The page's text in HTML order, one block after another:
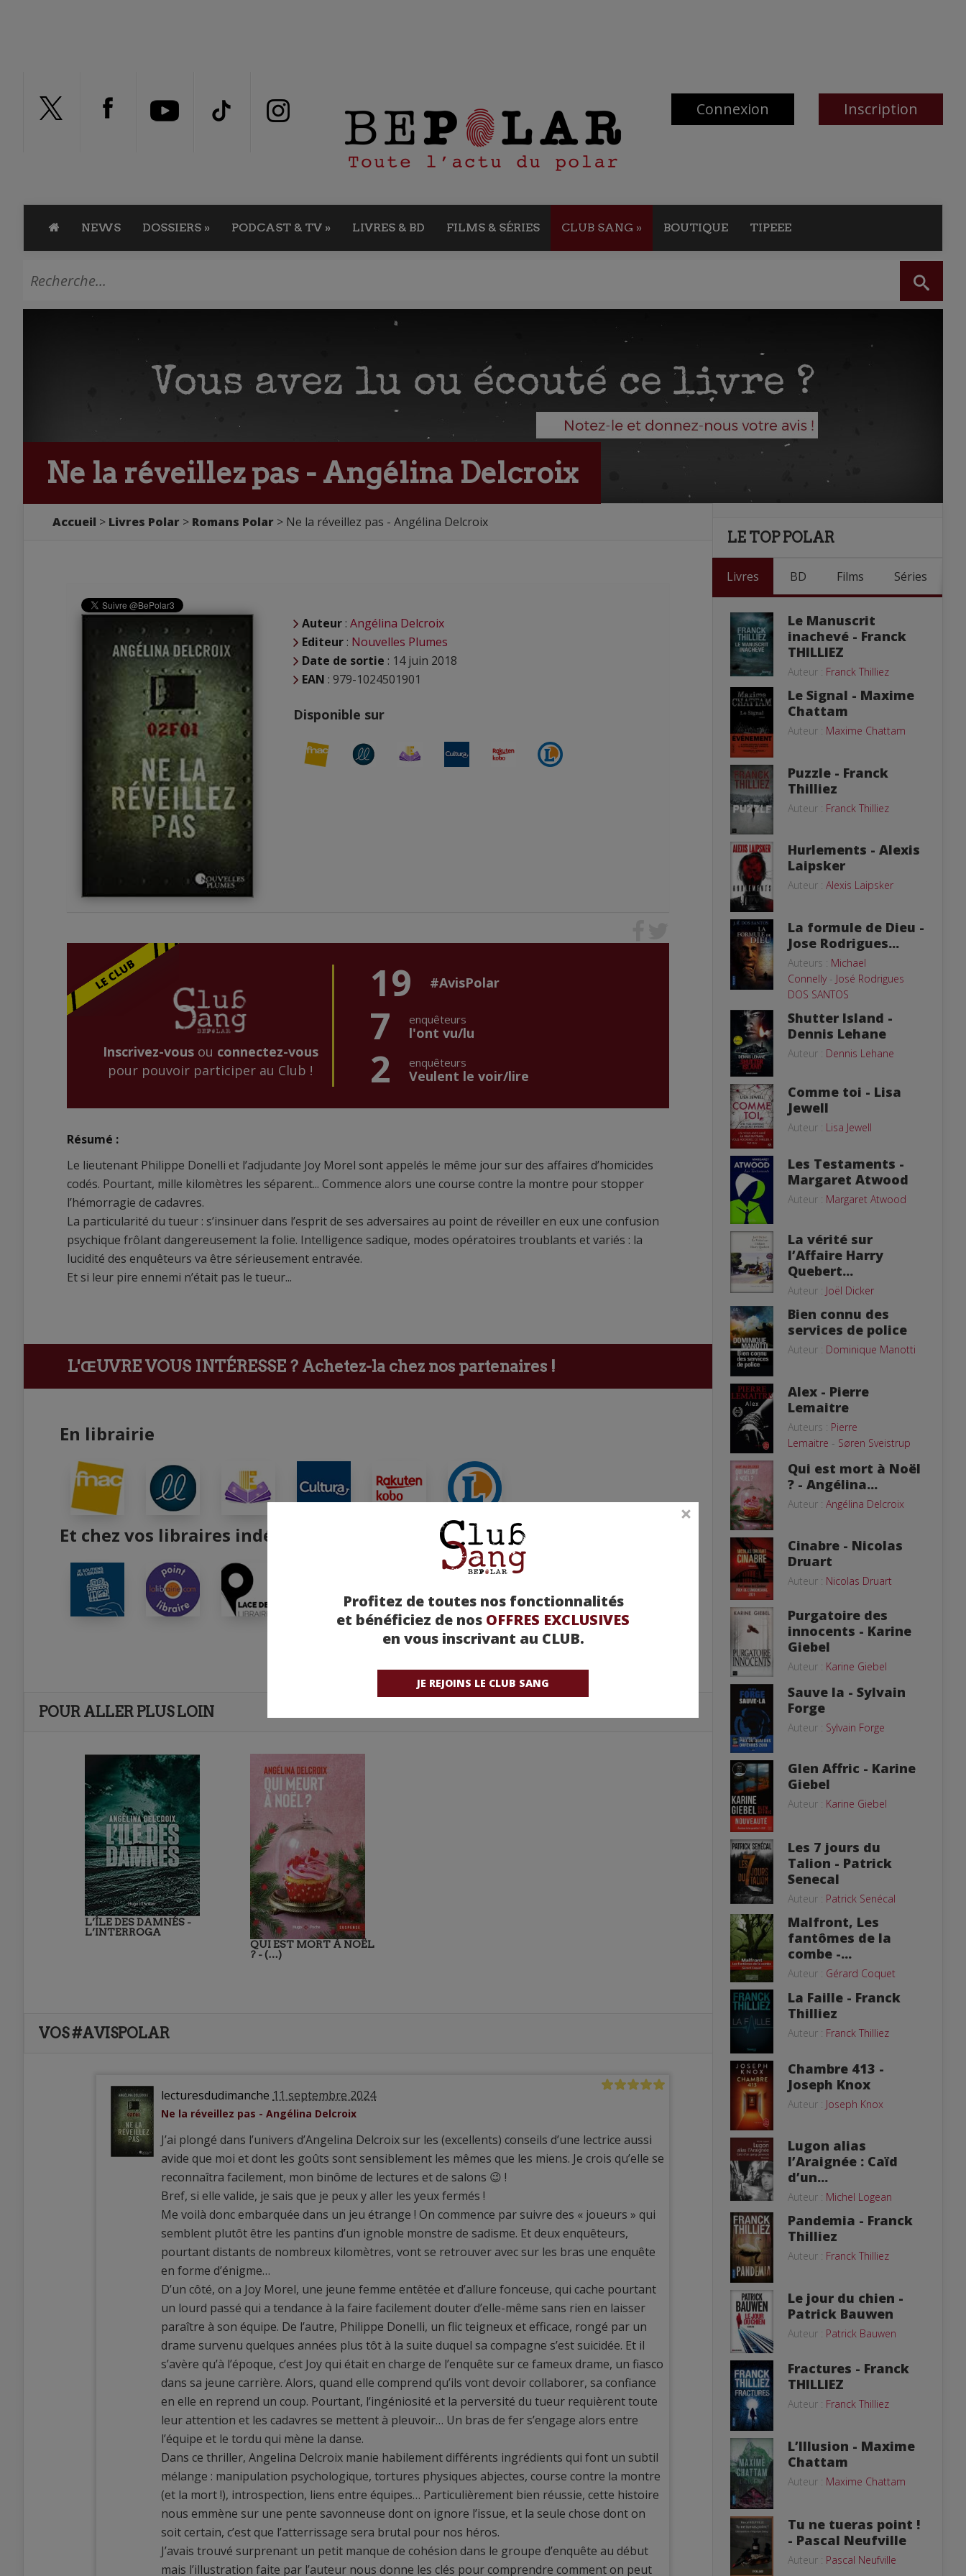
Connexion Inscription
NEWS DOSSIERS » PODCAST & TV » LIVRES & BD FILMS & SÉRIES CLUB SANG » BOUTIQUE TIPEEE
Profitez de toutes nos fonctionnalités
et bénéficiez de nos OFFRES EXCLUSIVES
en vous inscrivant au CLUB.
JE REJOINS LE CLUB SANG
Ne la réveillez pas - Angélina Delcroix
Accueil Livres Polar Romans Polar Ne la réveillez pas - Angélina Delcroix
Auteur : Angélina Delcroix
Editeur : Nouvelles Plumes
Date de sortie : 14 juin 2018
EAN : 979-1024501901
Disponible sur
Inscrivez-vousou connectez-vous
pour pouvoir participer au Club !
19 #AvisPolar
7 enquêteurs
l'ont vu/lu
2 enquêteurs
Veulent le voir/lire
Résumé :
Le lieutenant Philippe Donelli et l’adjudante Joy Morel sont appelés le même jour sur des affaires d’homicides
codés. Pourtant, mille kilomètres les séparent... Commence alors une course contre la montre pour stopper
l’hémorragie de cadavres.
La particularité du tueur : s’insinuer dans l’esprit de ses adversaires au point de réveiller en eux une confusion
psychique frôlant dangereusement la folie. Intelligence sadique, modes opératoires troublants et variés : la
lucidité des enquêteurs va être sérieusement entravée.
Et si leur pire ennemi n’était pas le tueur...
L'ŒUVRE VOUS INTÉRESSE ? Achetez-la chez nos partenaires !
En librairie
Et chez vos libraires indépendants
POUR ALLER PLUS LOIN
L’ÎLE DES DAMNÉS -
L’INTERROGA
QUI EST MORT À NOËL
? - (…)
VOS #AVISPOLAR
lecturesdudimanche 11 septembre 2024
Ne la réveillez pas - Angélina Delcroix
J’ai plongé dans l’univers d’Angelina Delcroix sur les (excellents) conseils d’une lectrice aussi
avide que moi et dont les goûts sont sensiblement les mêmes que les miens. Je crois qu’elle se
reconnaîtra facilement, mon binôme de lectures et de salons 😉 !
Bref, si elle valide, je sais que je peux y aller les yeux fermés !
Me voilà donc embarquée dans un jeu étrange ! On commence par suivre des « joueurs » qui
semblent plutôt être les pantins d’un ignoble monstre de sadisme. Et deux enquêteurs,
pourtant distants de nombreux kilomètres, vont se retrouver avec sur les bras une enquête
en forme d’énigme…
D’un côté, on a Joy Morel, une jeune femme entêtée et d’allure fonceuse, qui cache pourtant
un lourd passé qui a tendance à la faire facilement douter d’elle-même sans rien en laisser
paraître à son équipe. De l’autre, Philippe Donelli, un flic teigneux et efficace, rongé par un
drame survenu quelques années plus tôt à la suite duquel sa compagne s’est suicidée. Et il
s’avère qu’à l’époque, c’est Joy qui était en charge de l’enquête sur ce fameux drame, un fiasco
dans sa jeune carrière. Alors, quand elle comprend qu’ils vont devoir collaborer, sa confiance
en elle en reprend un coup. Pourtant, l’ingéniosité et la perversité du tueur requièrent toute
leur attention et les cadavres se mettent à pleuvoir… Un bras de fer s’engage alors entre
l’équipe et le tordu qui mène la danse.
Dans ce thriller, Angelina Delcroix manie habilement différents ingrédients qui font un subtil
mélange : manipulation psychologique, tortures physiques abjectes, course contre la montre
(et la mort !), introspection, liens entre équipes… Particulièrement bien réussie, cette histoire
nous emmène sur une pente savonneuse dont on ignore l’issue, et la seule chose dont on
soit certain, c’est que l’atterrissage sera brutal pour nos héros.
J’avais trouvé surprenant un petit manque de cohésion dans le groupe d’enquête au début
mais l’illustration faite par l’auteur nous donne les clés pour comprendre comment on peut
LE TOP POLAR
Livres BD Films Séries
Le Manuscrit
inachevé - Franck
THILLIEZ
Auteur : Franck Thilliez
Le Signal - Maxime
Chattam
Auteur : Maxime Chattam
Puzzle - Franck
Thilliez
Auteur : Franck Thilliez
Hurlements - Alexis
Laipsker
Auteur : Alexis Laipsker
La formule de Dieu -
Jose Rodrigues...
Auteurs : Michael
Connelly- José Rodrigues
DOS SANTOS
Shutter Island -
Dennis Lehane
Auteur : Dennis Lehane
Comme toi - Lisa
Jewell
Auteur : Lisa Jewell
Les Testaments -
Margaret Atwood
Auteur : Margaret Atwood
La vérité sur
l’Affaire Harry
Quebert...
Auteur : Joël Dicker
Bien connu des
services de police
Auteur : Dominique Manotti
Alex - Pierre
Lemaitre
Auteurs : Pierre
Lemaitre - Søren Sveistrup
Qui est mort à Noël
? - Angélina...
Auteur : Angélina Delcroix
Cinabre - Nicolas
Druart
Auteur : Nicolas Druart
Purgatoire des
innocents - Karine
Giebel
Auteur : Karine Giebel
Sauve la - Sylvain
Forge
Auteur : Sylvain Forge
Glen Affric - Karine
Giebel
Auteur : Karine Giebel
Les 7 jours du
Talion - Patrick
Senecal
Auteur : Patrick Senécal
Malfront, Les
fantômes de la
combe -...
Auteur : Gérard Coquet
La Faille - Franck
Thilliez
Auteur : Franck Thilliez
Chambre 413 -
Joseph Knox
Auteur : Joseph Knox
Lugon alias
l’Araignée : Caïd
d’un...
Auteur : Michel Logean
Pandemia - Franck
Thilliez
Auteur : Franck Thilliez
Le jour du chien -
Patrick Bauwen
Auteur : Patrick Bauwen
Fractures - Franck
THILLIEZ
Auteur : Franck Thilliez
L’Illusion - Maxime
Chattam
Auteur : Maxime Chattam
Tu ne tueras point !
- Pascal Neufville
Auteur : Pascal Neufville